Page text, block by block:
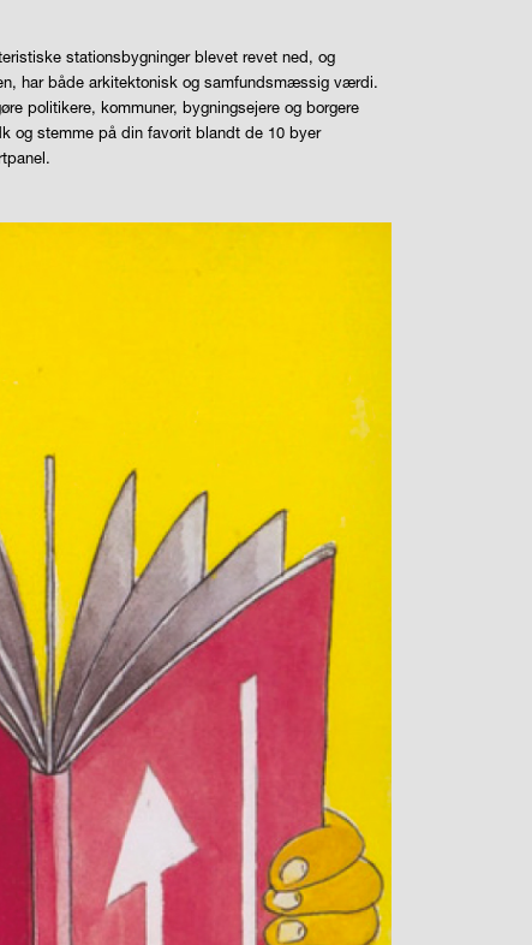
stationsbygninger blevet revet ned, og
har både arkitektonisk og samfundsmæssig værdi.
politikere, kommuner, bygningsejere og borgere
og stemme på din favorit blandt de 10 byer